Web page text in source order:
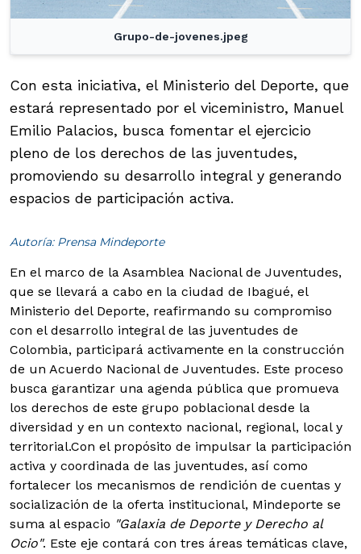
Grupo-de-jovenes.jpeg
Con esta iniciativa, el Ministerio del Deporte, que
estará representado por el viceministro, Manuel
Emilio Palacios, busca fomentar el ejercicio
pleno de los derechos de las juventudes,
promoviendo su desarrollo integral y generando
espacios de participación activa.
Autoría: Prensa Mindeporte
En el marco de la Asamblea Nacional de Juventudes,
que se llevará a cabo en la ciudad de Ibagué, el
Ministerio del Deporte, reafirmando su compromiso
con el desarrollo integral de las juventudes de
Colombia, participará activamente en la construcción
de un Acuerdo Nacional de Juventudes. Este proceso
busca garantizar una agenda pública que promueva
los derechos de este grupo poblacional desde la
diversidad y en un contexto nacional, regional, local y
territorial.Con el propósito de impulsar la participación
activa y coordinada de las juventudes, así como
fortalecer los mecanismos de rendición de cuentas y
socialización de la oferta institucional, Mindeporte se
suma al espacio "Galaxia de Deporte y Derecho al
Ocio". Este eje contará con tres áreas temáticas clave,